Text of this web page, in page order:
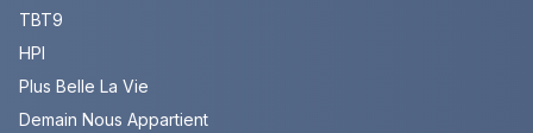
TBT9
HPI
Plus Belle La Vie
Demain Nous Appartient